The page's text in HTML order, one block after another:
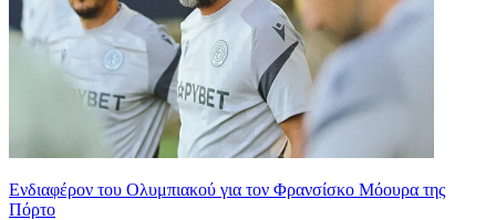
Ενδιαφέρον του Ολυμπιακού για τον Φρανσίσκο Μόουρα της
Πόρτο